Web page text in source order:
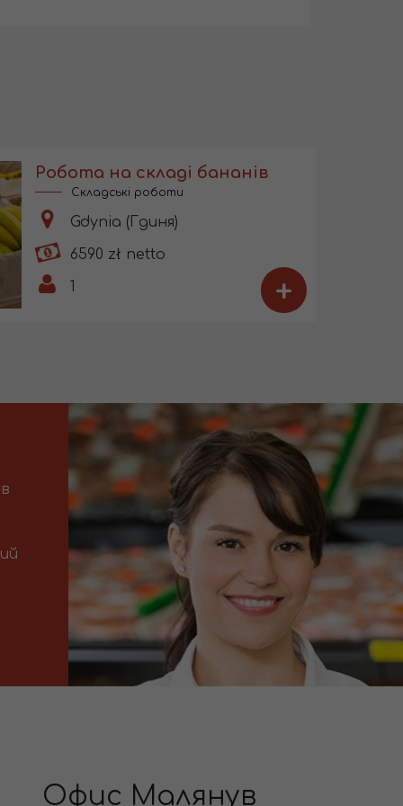
Робота на складі бананів
Складські роботи
Gdynia (Гдиня)
6590 zł netto
1
+
Офис Малянув